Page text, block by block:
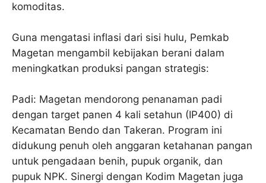
komoditas.
Guna mengatasi inflasi dari sisi hulu, Pemkab
Magetan mengambil kebijakan berani dalam
meningkatkan produksi pangan strategis:
Padi: Magetan mendorong penanaman padi
dengan target panen 4 kali setahun (IP400) di
Kecamatan Bendo dan Takeran. Program ini
didukung penuh oleh anggaran ketahanan pangan
untuk pengadaan benih, pupuk organik, dan
pupuk NPK. Sinergi dengan Kodim Magetan juga